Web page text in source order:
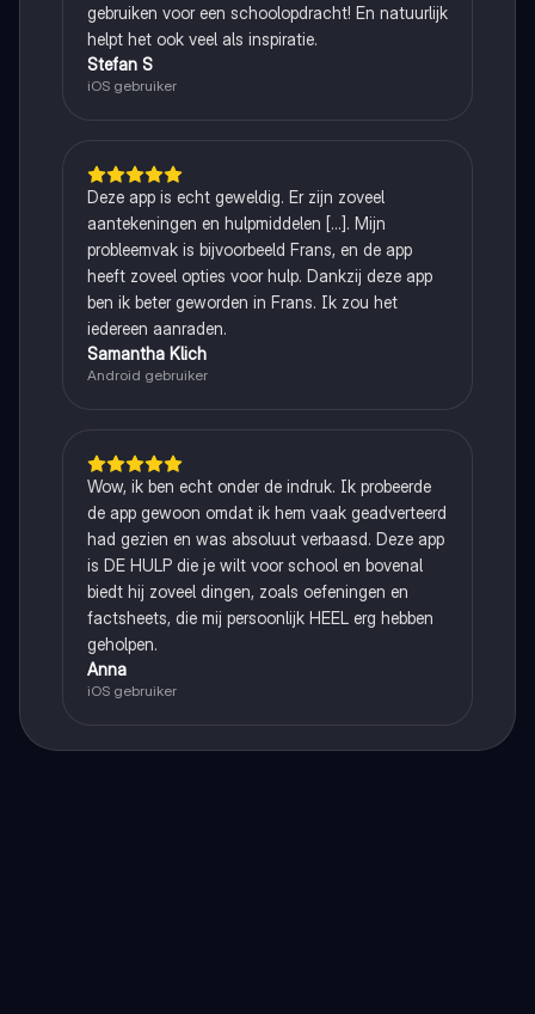
gebruiken voor een schoolopdracht! En natuurlijk
helpt het ook veel als inspiratie.
Stefan S
iOS gebruiker
Deze app is echt geweldig. Er zijn zoveel
aantekeningen en hulpmiddelen [...]. Mijn
probleemvak is bijvoorbeeld Frans, en de app
heeft zoveel opties voor hulp. Dankzij deze app
ben ik beter geworden in Frans. Ik zou het
iedereen aanraden.
Samantha Klich
Android gebruiker
Wow, ik ben echt onder de indruk. Ik probeerde
de app gewoon omdat ik hem vaak geadverteerd
had gezien en was absoluut verbaasd. Deze app
is DE HULP die je wilt voor school en bovenal
biedt hij zoveel dingen, zoals oefeningen en
factsheets, die mij persoonlijk HEEL erg hebben
geholpen.
Anna
iOS gebruiker